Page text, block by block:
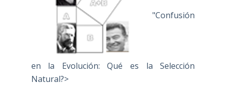
"Confusión
en la Evolución: Qué es la Selección
Natural?>